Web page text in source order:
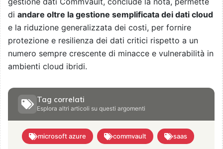
di andare oltre la gestione semplificata dei dati cloud
e la riduzione generalizzata dei costi, per fornire
protezione e resilienza dei dati critici rispetto a un
numero sempre crescente di minacce e vulnerabilità in
ambienti cloud ibridi.
Tag correlati
Esplora altri articoli su questi argomenti
microsoft azure commvault saas